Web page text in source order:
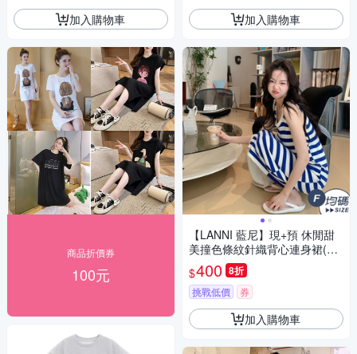
加入購物車
商品折價券
100元
加入購物車
【LANNI 藍尼】現+預 休閒甜
美撞色條紋針織背心連身裙(春
夏/無袖背心連衣裙/寬肩帶/連身
長裙)
$400 8折
挑戰低價 券
加入購物車